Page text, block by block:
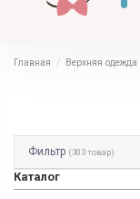
Главная Верхняя одежда
Фильтр (303 товар)
Каталог